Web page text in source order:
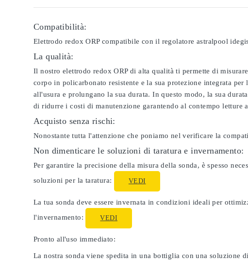
Compatibilità:
Elettrodo redox ORP compatibile con il regolatore astralpool
La qualità:
Il nostro elettrodo redox ORP di alta qualità ti permette di
corpo in policarbonato resistente e la sua protezione integrata
all'usura e prolungano la sua durata. In questo modo, la sua
di ridurre i costi di manutenzione garantendo al contempo
Acquisto senza rischi:
Nonostante tutta l'attenzione che poniamo nel verificare la
Non dimenticare le soluzioni di taratura e invernamento:
Per garantire la precisione della misura della sonda, è spesso
soluzioni per la taratura:
VEDI
La tua sonda deve essere invernata in condizioni ideali per
l'invernamento:
VEDI
Pronto all'uso immediato:
La nostra sonda viene spedita in una bottiglia con una soluzione